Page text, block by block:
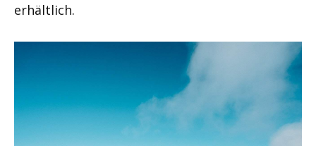
erhältlich.